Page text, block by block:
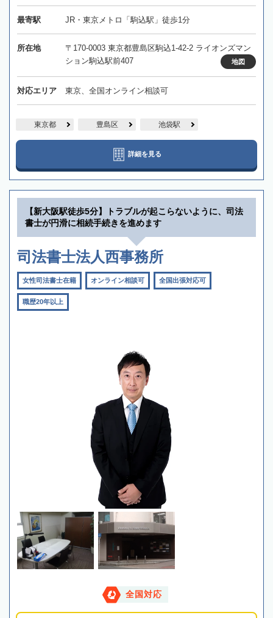
最寄駅 JR・東京メトロ「駒込駅」徒歩1分
所在地
〒170-0003 東京都豊島区駒込1-42-2 ライオンズマン
ション駒込駅前407
地図
対応エリア 東京、全国オンライン相談可
東京都 豊島区 池袋駅
詳細を見る
【新大阪駅徒歩5分】トラブルが起こらないように、司法
書士が円滑に相続手続きを進めます
司法書士法人西事務所
女性司法書士在籍 オンライン相談可 全国出張対応可
職歴20年以上
全国対応